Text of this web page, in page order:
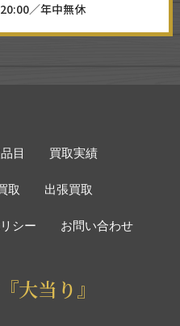
／年中無休
目 買取実績
取 出張買取
シー お問い合わせ
大当り』